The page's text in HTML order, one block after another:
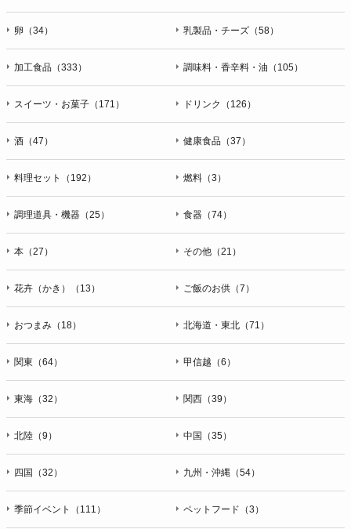
卵（34） 乳製品・チーズ（58）
加工食品（333） 調味料・香辛料・油（105）
スイーツ・お菓子（171） ドリンク（126）
酒（47） 健康食品（37）
料理セット（192） 燃料（3）
調理道具・機器（25） 食器（74）
本（27） その他（21）
花卉（かき）（13） ご飯のお供（7）
おつまみ（18） 北海道・東北（71）
関東（64） 甲信越（6）
東海（32） 関西（39）
北陸（9） 中国（35）
四国（32） 九州・沖縄（54）
季節イベント（111） ペットフード（3）